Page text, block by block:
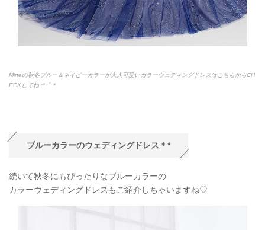
Mirteの秋冬ブルー＆ネイビーカラーが大人可愛いカラーウェディングドレスはこちらからCH
ECKしてね.:*･ﾟ＊
ブルーカラーのウェディングドレス＊*
続いて秋冬にもぴったりなブルーカラーの
カラーウェディングドレスもご紹介しちゃいますね♡